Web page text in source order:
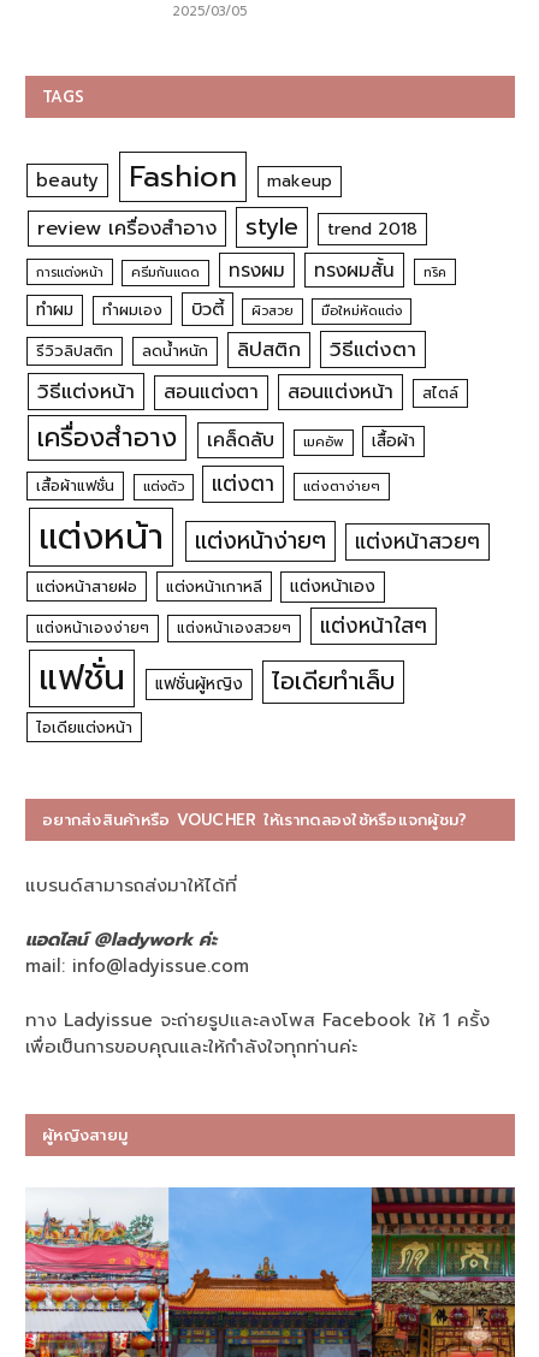
2025/03/05
TAGS
beauty Fashion makeup
review เครื่องสำอาง style trend 2018
การแต่งหน้า ครีมกันแดด ทรงผม ทรงผมสั้น ทริค
ทำผม ทำผมเอง บิวตี้ ผิวสวย มือใหม่หัดแต่ง
รีวิวลิปสติก ลดน้ำหนัก ลิปสติก
วิธีแต่งตา
วิธีแต่งหน้า
สอนแต่งตา สอนแต่งหน้า สไตล์
เครื่องสำอาง เคล็ดลับ เมคอัพ เสื้อผ้า
เสื้อผ้าแฟชั่น แต่งตัว แต่งตา แต่งตาง่ายๆ
แต่งหน้า แต่งหน้าง่ายๆ แต่งหน้าสวยๆ
แต่งหน้าสายฝอ แต่งหน้าเกาหลี แต่งหน้าเอง
แต่งหน้าเองง่ายๆ แต่งหน้าเองสวยๆ แต่งหน้าใสๆ
แฟชั่น แฟชั่นผู้หญิง ไอเดียทำเล็บ
ไอเดียแต่งหน้า
อยากส่งสินค้าหรือ VOUCHER ให้เราทดลองใช้หรือแจกผู้ชม?
แบรนด์สามารถส่งมาให้ได้ที่
แอดไลน์ @ladywork ค่ะ
mail: info@ladyissue.com
ทาง Ladyissue จะถ่ายรูปและลงโพส Facebook ให้ 1 ครั้ง
เพื่อเป็นการขอบคุณและให้กำลังใจทุกท่านค่ะ
ผู้หญิงสายมู